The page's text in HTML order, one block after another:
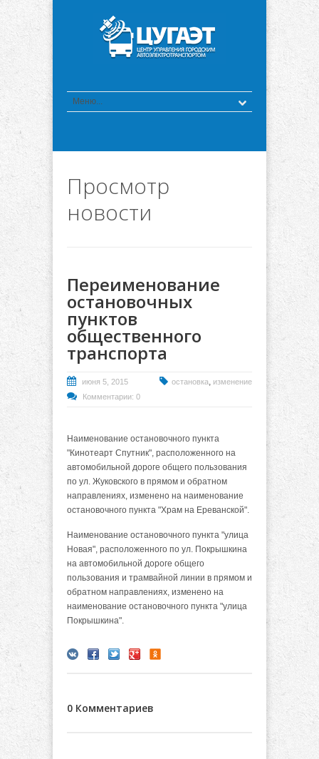
Просмотр
новости
Переименование
остановочных
пунктов
общественного
транспорта
июня 5, 2015 остановка, изменение
Комментарии: 0
Наименование остановочного пункта
"Кинотеарт Спутник", расположенного на
автомобильной дороге общего пользования
по ул. Жуковского в прямом и обратном
направлениях, изменено на наименование
остановочного пункта "Храм на Ереванской".
Наименование остановочного пункта "улица
Новая", расположенного по ул. Покрышкина
на автомобильной дороге общего
пользования и трамвайной линии в прямом и
обратном направлениях, изменено на
наименование остановочного пункта "улица
Покрышкина".
0 Комментариев